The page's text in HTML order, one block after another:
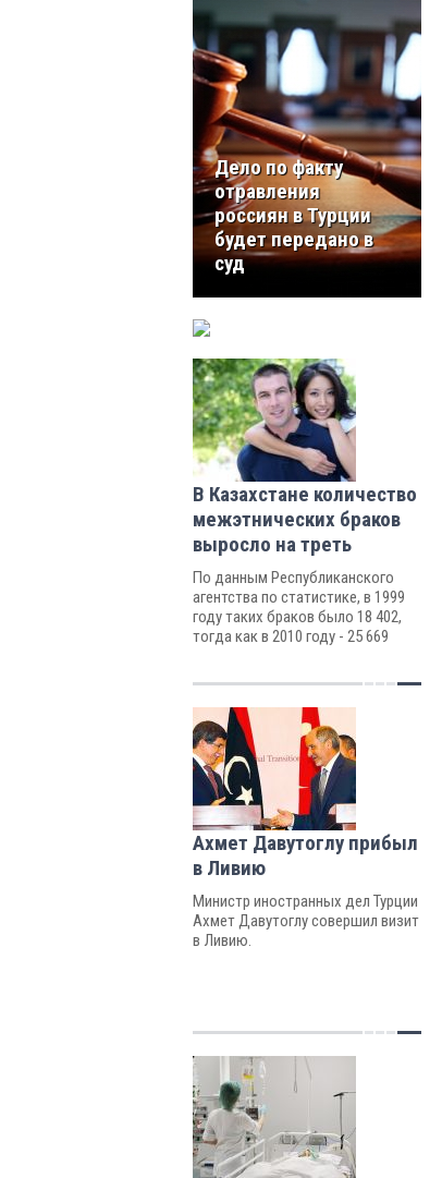
Дело по факту
отравления
россиян в Турции
будет передано в
суд
В Казахстане количество
межэтнических браков
выросло на треть
По данным Республиканского
агентства по статистике, в 1999
году таких браков было 18 402,
тогда как в 2010 году - 25 669
Ахмет Давутоглу прибыл
в Ливию
Министр иностранных дел Турции
Ахмет Давутоглу совершил визит
в Ливию.